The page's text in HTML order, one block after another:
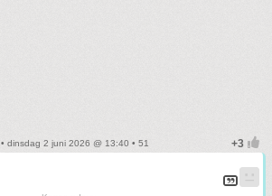
• dinsdag 2 juni 2026 @ 13:40 • 51